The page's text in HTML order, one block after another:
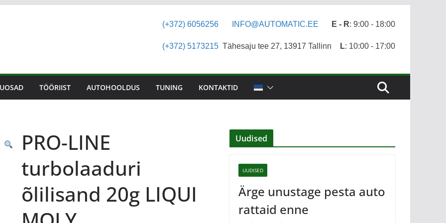
(+372) 6056256
(+372) 5173215
INFO@AUTOMATIC.EE
Tähesaju tee 27, 13917 Tallinn
E - R: 9:00 - 18:00
L: 10:00 - 17:00
TÖÖRIIST AUTOHOOLDUS TUNING KONTAKTID
PRO-LINE
turbolaaduri
õlilisand 20g LIQUI
Uudised
UUDISED
Ärge unustage pesta auto
rattaid enne